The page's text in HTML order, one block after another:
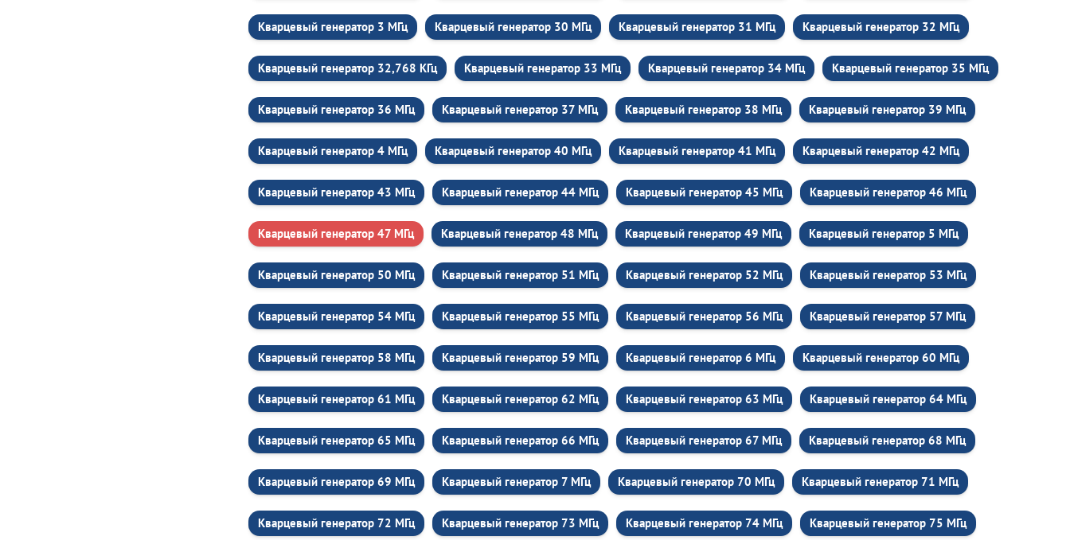
Кварцевый генератор 3 МГц Кварцевый генератор 30 МГц Кварцевый генератор 31 МГц Кварцевый генератор 32 МГц
Кварцевый генератор 32,768 КГц Кварцевый генератор 33 МГц Кварцевый генератор 34 МГц Кварцевый генератор 35 МГц
Кварцевый генератор 36 МГц Кварцевый генератор 37 МГц Кварцевый генератор 38 МГц Кварцевый генератор 39 МГц
Кварцевый генератор 4 МГц Кварцевый генератор 40 МГц Кварцевый генератор 41 МГц Кварцевый генератор 42 МГц
Кварцевый генератор 43 МГц Кварцевый генератор 44 МГц Кварцевый генератор 45 МГц Кварцевый генератор 46 МГц
Кварцевый генератор 47 МГц Кварцевый генератор 48 МГц Кварцевый генератор 49 МГц Кварцевый генератор 5 МГц
Кварцевый генератор 50 МГц Кварцевый генератор 51 МГц Кварцевый генератор 52 МГц Кварцевый генератор 53 МГц
Кварцевый генератор 54 МГц Кварцевый генератор 55 МГц Кварцевый генератор 56 МГц Кварцевый генератор 57 МГц
Кварцевый генератор 58 МГц Кварцевый генератор 59 МГц Кварцевый генератор 6 МГц Кварцевый генератор 60 МГц
Кварцевый генератор 61 МГц Кварцевый генератор 62 МГц Кварцевый генератор 63 МГц Кварцевый генератор 64 МГц
Кварцевый генератор 65 МГц Кварцевый генератор 66 МГц Кварцевый генератор 67 МГц Кварцевый генератор 68 МГц
Кварцевый генератор 69 МГц Кварцевый генератор 7 МГц Кварцевый генератор 70 МГц Кварцевый генератор 71 МГц
Кварцевый генератор 72 МГц Кварцевый генератор 73 МГц Кварцевый генератор 74 МГц Кварцевый генератор 75 МГц